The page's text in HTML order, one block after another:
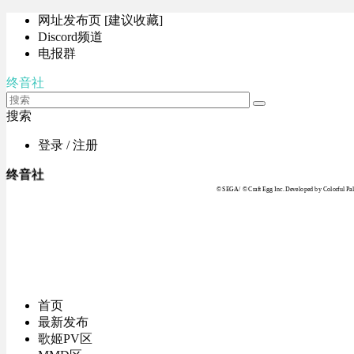
网址发布页 [建议收藏]
Discord频道
电报群
终音社
搜索
登录 / 注册
终音社
© SEGA / © Craft Egg Inc. Developed by Colorful
首页
最新发布
歌姬PV区